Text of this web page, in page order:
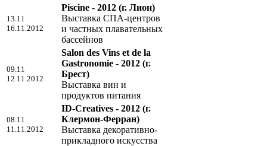
13.11
16.11.2012
Piscine - 2012 (г. Лион)
Выставка СПА-центров
и частных плавательных
бассейнов
09.11
12.11.2012
Salon des Vins et de la
Gastronomie - 2012 (г.
Брест)
Выставка вин и
продуктов питания
08.11
11.11.2012
ID-Creatives - 2012 (г.
Клермон-Ферран)
Выставка декоративно-
прикладного искусства